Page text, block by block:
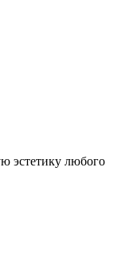
эстетику любого